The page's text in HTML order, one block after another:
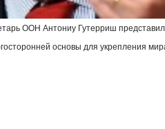
ООН Антониу Гутерриш представил
основы для укрепления